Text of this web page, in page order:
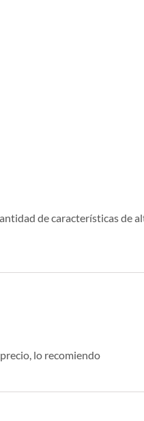
de características de
lo recomiendo